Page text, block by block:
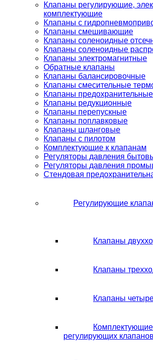
Клапаны регулирующие,
комплектующие
Клапаны с
Клапаны смешивающие
Клапаны соленоидные
Клапаны соленоидные
Клапаны электромагнитные
Обратные клапаны
Клапаны балансировочные
Клапаны смесительные
Клапаны предохранительные
Клапаны редукционные
Клапаны перепускные
Клапаны поплавковые
Клапаны шланговые
Клапаны с пилотом
Комплектующие к клапанам
Регуляторы давления
Регуляторы давления
Стендовая
Регулирующие
Клапаны
Клапаны
Клапаны
регулирующих клапанов